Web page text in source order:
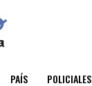
PAÍS POLICIALES